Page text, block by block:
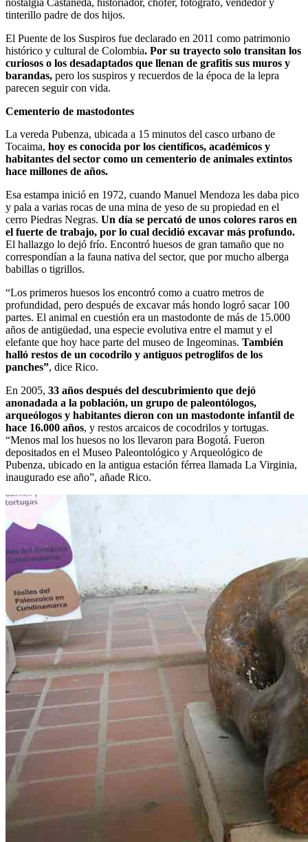
tinterillo padre de dos hijos.
El Puente de los Suspiros fue declarado en 2011 como patrimonio
histórico y cultural de Colombia. Por su trayecto solo transitan los
curiosos o los desadaptados que llenan de grafitis sus muros y
barandas, pero los suspiros y recuerdos de la época de la lepra
parecen seguir con vida.
Cementerio de mastodontes
La vereda Pubenza, ubicada a 15 minutos del casco urbano de
Tocaima, hoy es conocida por los científicos, académicos y
habitantes del sector como un cementerio de animales extintos
hace millones de años.
Esa estampa inició en 1972, cuando Manuel Mendoza les daba pico
y pala a varias rocas de una mina de yeso de su propiedad en el
cerro Piedras Negras. Un día se percató de unos colores raros en
el fuerte de trabajo, por lo cual decidió excavar más profundo.
El hallazgo lo dejó frío. Encontró huesos de gran tamaño que no
correspondían a la fauna nativa del sector, que por mucho alberga
babillas o tigrillos.
“Los primeros huesos los encontró como a cuatro metros de
profundidad, pero después de excavar más hondo logró sacar 100
partes. El animal en cuestión era un mastodonte de más de 15.000
años de antigüedad, una especie evolutiva entre el mamut y el
elefante que hoy hace parte del museo de Ingeominas. También
halló restos de un cocodrilo y antiguos petroglifos de los
panches”, dice Rico.
En 2005, 33 años después del descubrimiento que dejó
anonadada a la población, un grupo de paleontólogos,
arqueólogos y habitantes dieron con un mastodonte infantil de
hace 16.000 años, y restos arcaicos de cocodrilos y tortugas.
“Menos mal los huesos no los llevaron para Bogotá. Fueron
depositados en el Museo Paleontológico y Arqueológico de
Pubenza, ubicado en la antigua estación férrea llamada La Virginia,
inaugurado ese año”, añade Rico.